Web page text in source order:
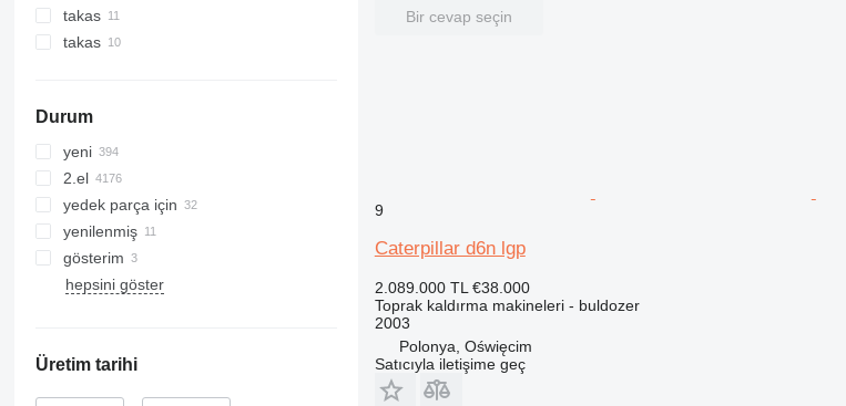
takas
takas
Durum
yeni
2.el
yedek parça için
yenilenmiş
gösterim
hepsini göster
Üretim tarihi
Bir cevap seçin
9
Caterpillar d6n lgp
2.089.000 TL €38.000
Toprak kaldırma makineleri - buldozer
2003
Polonya, Oświęcim
Satıcıyla iletişime geç